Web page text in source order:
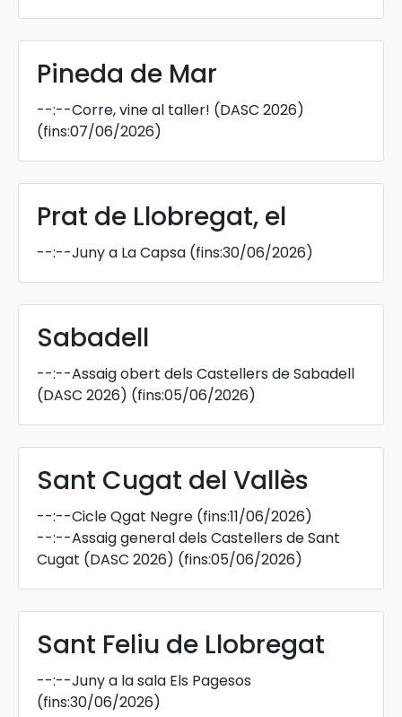
Pineda de Mar
--:--Corre, vine al taller! (DASC 2026)
(fins:07/06/2026)
Prat de Llobregat, el
--:--Juny a La Capsa (fins:30/06/2026)
Sabadell
--:--Assaig obert dels Castellers de Sabadell
(DASC 2026) (fins:05/06/2026)
Sant Cugat del Vallès
--:--Cicle Qgat Negre (fins:11/06/2026)
--:--Assaig general dels Castellers de Sant
Cugat (DASC 2026) (fins:05/06/2026)
Sant Feliu de Llobregat
--:--Juny a la sala Els Pagesos
(fins:30/06/2026)